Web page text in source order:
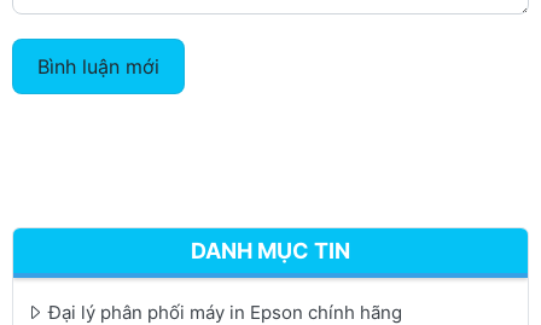
Bình luận mới
DANH MỤC TIN
Đại lý phân phối máy in Epson chính hãng